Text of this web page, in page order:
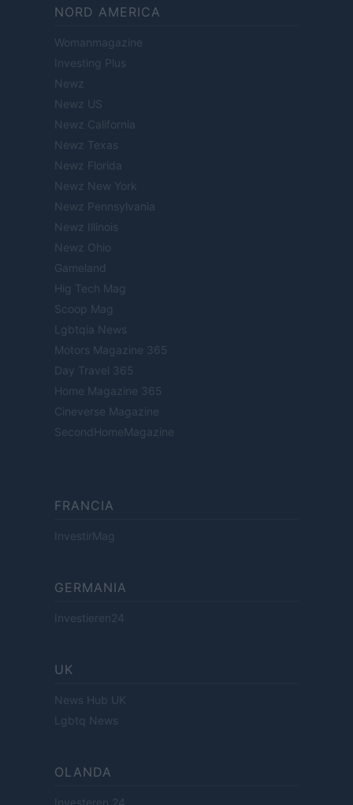
NORD AMERICA
Womanmagazine
Investing Plus
Newz
Newz US
Newz California
Newz Texas
Newz Florida
Newz New York
Newz Pennsylvania
Newz Illinois
Newz Ohio
Gameland
Hig Tech Mag
Scoop Mag
Lgbtqia News
Motors Magazine 365
Day Travel 365
Home Magazine 365
Cineverse Magazine
SecondHomeMagazine
FRANCIA
InvestirMag
GERMANIA
Investieren24
UK
News Hub UK
Lgbtq News
OLANDA
Investeren 24